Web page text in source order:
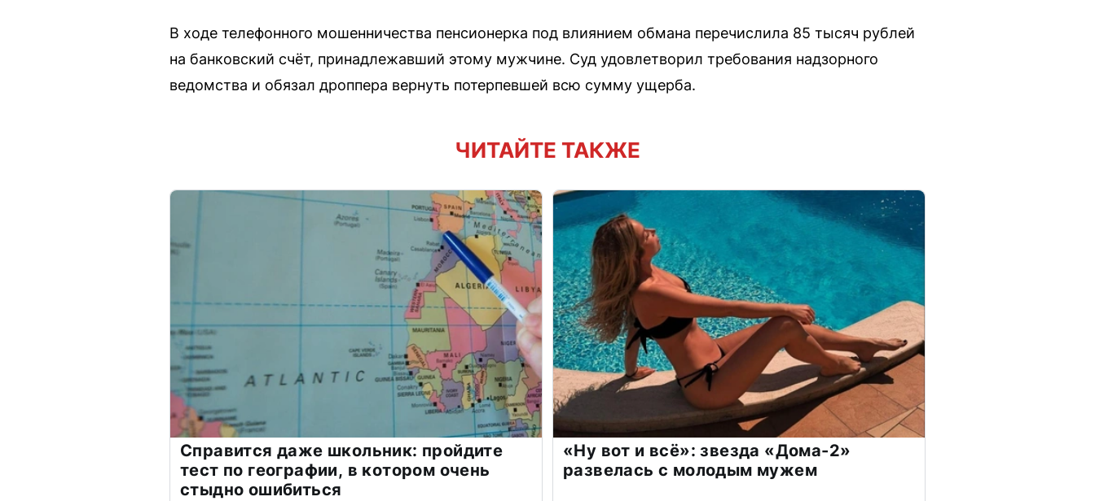
В ходе телефонного мошенничества пенсионерка под влиянием обмана перечислила 85 тысяч рублей
на банковский счёт, принадлежавший этому мужчине. Суд удовлетворил требования надзорного
ведомства и обязал дроппера вернуть потерпевшей всю сумму ущерба.
ЧИТАЙТЕ ТАКЖЕ
Справится даже школьник: пройдите
тест по географии, в котором очень
стыдно ошибиться
«Ну вот и всё»: звезда «Дома-2»
развелась с молодым мужем